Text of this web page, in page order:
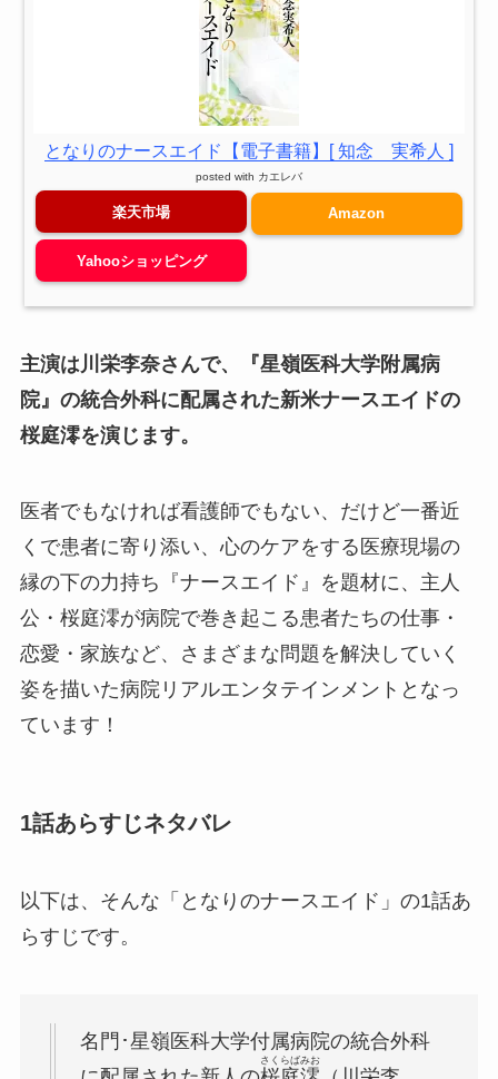
となりのナースエイド【電子書籍】[ 知念 実希人 ]
posted with カエレバ
楽天市場 Amazon
Yahooショッピング
主演は川栄李奈さんで、『星嶺医科大学附属病
院』の統合外科に配属された新米ナースエイドの
桜庭澪を演じます。
医者でもなければ看護師でもない、だけど一番近
くで患者に寄り添い、心のケアをする医療現場の
縁の下の力持ち『ナースエイド』を題材に、主人
公・桜庭澪が病院で巻き起こる患者たちの仕事・
恋愛・家族など、さまざまな問題を解決していく
姿を描いた病院リアルエンタテインメントとなっ
ています！
1話あらすじネタバレ
以下は、そんな「となりのナースエイド」の1話あ
らすじです。
名門･星嶺医科大学付属病院の統合外科
さくらばみお